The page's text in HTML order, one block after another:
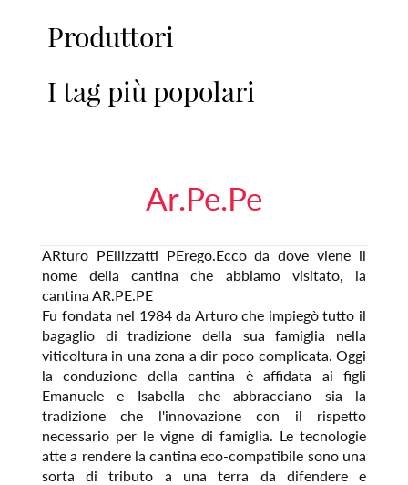
Produttori
I tag più popolari
Ar.Pe.Pe
ARturo PEllizzatti PErego.Ecco da dove viene il
nome della cantina che abbiamo visitato, la
cantina AR.PE.PE
Fu fondata nel 1984 da Arturo che impiegò tutto il
bagaglio di tradizione della sua famiglia nella
viticoltura in una zona a dir poco complicata. Oggi
la conduzione della cantina è affidata ai figli
Emanuele e Isabella che abbracciano sia la
tradizione che l'innovazione con il rispetto
necessario per le vigne di famiglia. Le tecnologie
atte a rendere la cantina eco-compatibile sono una
sorta di tributo a una terra da difendere e